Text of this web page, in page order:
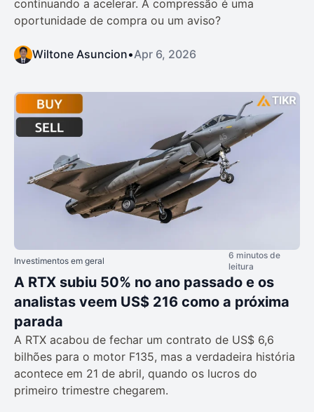
continuando a acelerar. A compressão é uma
oportunidade de compra ou um aviso?
Wiltone Asuncion•Apr 6, 2026
Investimentos em geral
6 minutos de
leitura
A RTX subiu 50% no ano passado e os
analistas veem US$ 216 como a próxima
parada
A RTX acabou de fechar um contrato de US$ 6,6
bilhões para o motor F135, mas a verdadeira história
acontece em 21 de abril, quando os lucros do
primeiro trimestre chegarem.